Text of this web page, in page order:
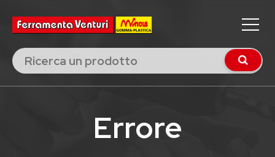
Errore